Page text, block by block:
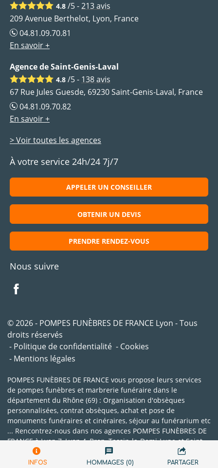
INFOS HOMMAGES (0) PARTAGER
4.8 /5 -213avis
209 Avenue Berthelot, Lyon, France
04.81.09.70.81
En savoir +
Agence de Saint-Genis-Laval
4.8 /5 - 138avis
67 Rue Jules Guesde, 69230 Saint-Genis-Laval, France
04.81.09.70.82
En savoir +
> Voir toutes les agences
À votre service 24h/24 7j/7
APPELER UN CONSEILLER
OBTENIR UN DEVIS
PRENDRE RENDEZ-VOUS
Nous suivre
© 2026 - POMPES FUNÈBRES DE FRANCE Lyon - Tous
droits réservés
Politique de confidentialité
Cookies
Mentions légales
POMPES FUNÈBRES DE FRANCE vous propose leurs services
de pompes funèbres et marbrerie funéraire dans le
département du Rhône (69) : Organisation d'obsèques
personnalisées, contrat obsèques, achat et pose de
monuments funéraires et cinéraires, séjour au funérarium etc
... Rencontrez-nous dans nos agences POMPES FUNÈBRES DE
FRANCE à Lyon 7, Lyon 4, Bron, Tassin-la-Demi-Lune et Saint-
Genis-Laval.